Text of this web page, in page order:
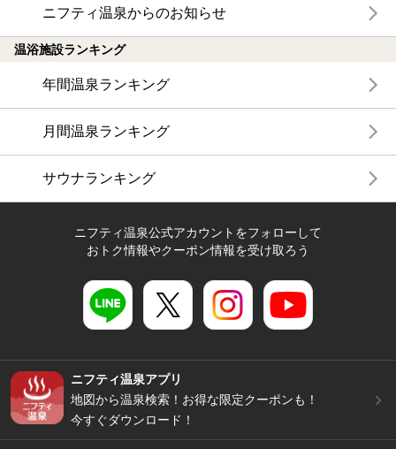
ニフティ温泉からのお知らせ
温浴施設ランキング
年間温泉ランキング
月間温泉ランキング
サウナランキング
ニフティ温泉公式アカウントをフォローして
おトク情報やクーポン情報を受け取ろう
ニフティ温泉アプリ
地図から温泉検索！お得な限定クーポンも！
今すぐダウンロード！